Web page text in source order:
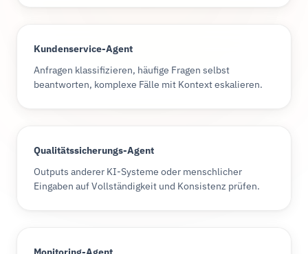
Kundenservice-Agent
Anfragen klassifizieren, häufige Fragen selbst
beantworten, komplexe Fälle mit Kontext eskalieren.
Qualitätssicherungs-Agent
Outputs anderer KI-Systeme oder menschlicher
Eingaben auf Vollständigkeit und Konsistenz prüfen.